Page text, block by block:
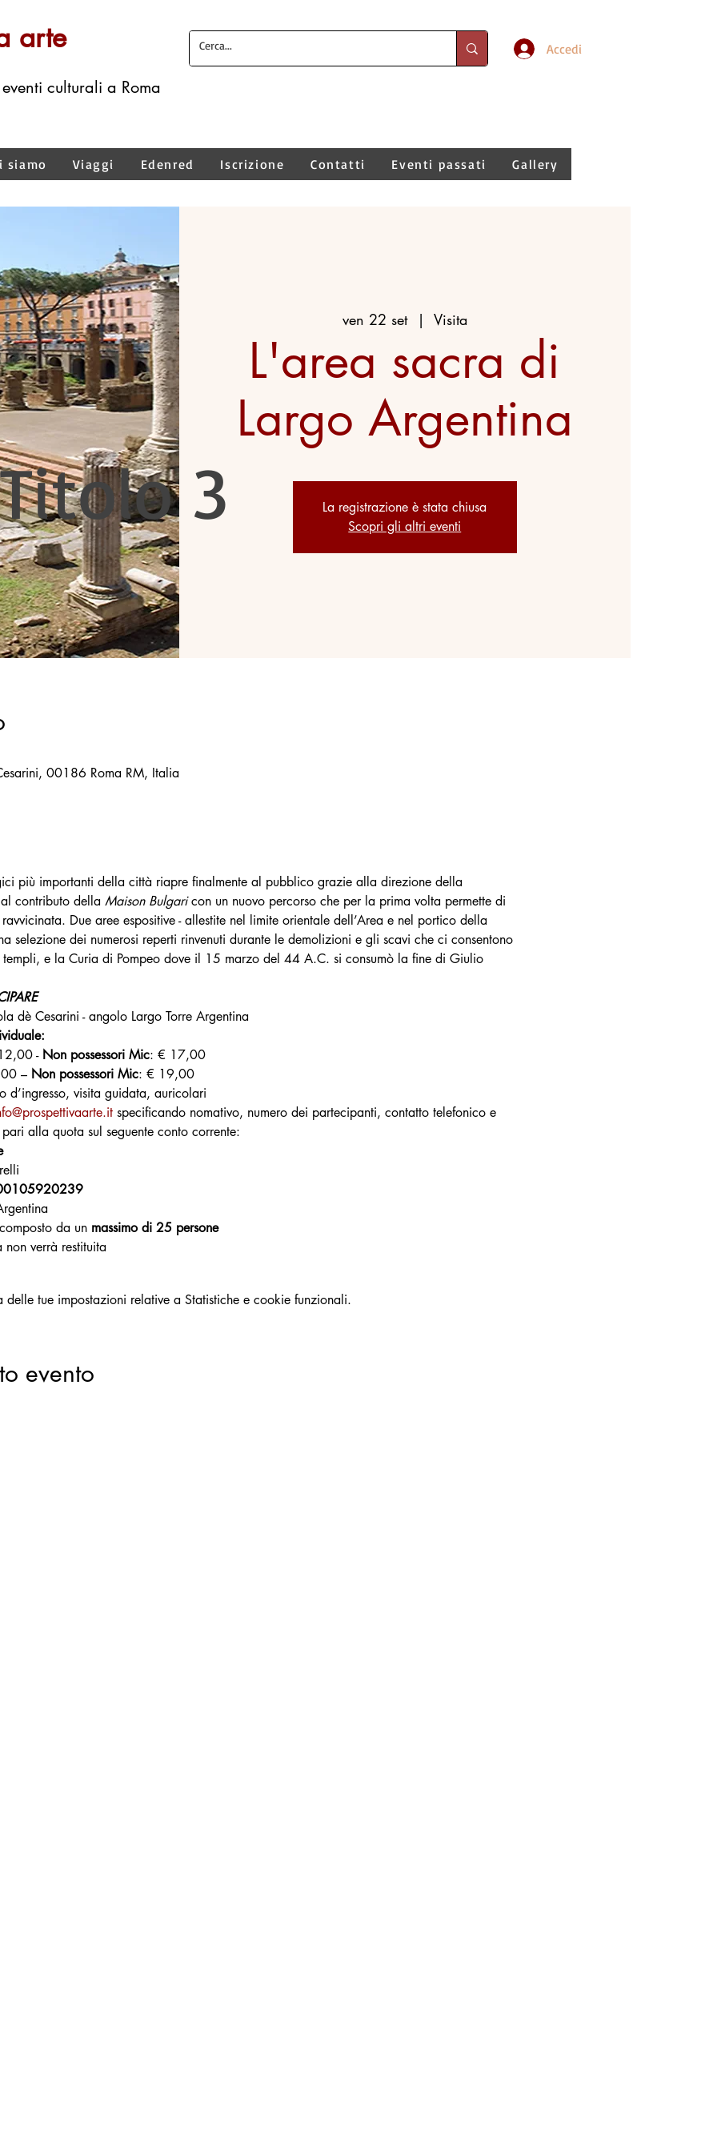
arte
culturali a Roma
Accedi
siamo Viaggi Edenred Iscrizione Contatti Eventi passati Gallery
ven 22 set
  |
Visita
L'area sacra di
Largo Argentina
La registrazione è stata chiusa
Scopri gli altri eventi
00186 Roma RM, Italia
più importanti della città riapre finalmente al pubblico grazie alla direzione della
contributo della Maison Bulgari con un nuovo percorso che per la prima volta permette di
Due aree espositive - allestite nel limite orientale dell’Area e nel portico della
selezione dei numerosi reperti rinvenuti durante le demolizioni e gli scavi che ci consentono
e la Curia di Pompeo dove il 15 marzo del 44 A.C. si consumò la fine di Giulio
dè Cesarini - angolo Largo Torre Argentina
- Non possessori Mic: € 17,00
– Non possessori Mic: € 19,00
d’ingresso, visita guidata, auricolari
specificando nomativo, numero dei partecipanti, contatto telefonico e
alla quota sul seguente conto corrente:
da un massimo di 25 persone
verrà restituita
tue impostazioni relative a Statistiche e cookie funzionali.
evento
Titolo 3